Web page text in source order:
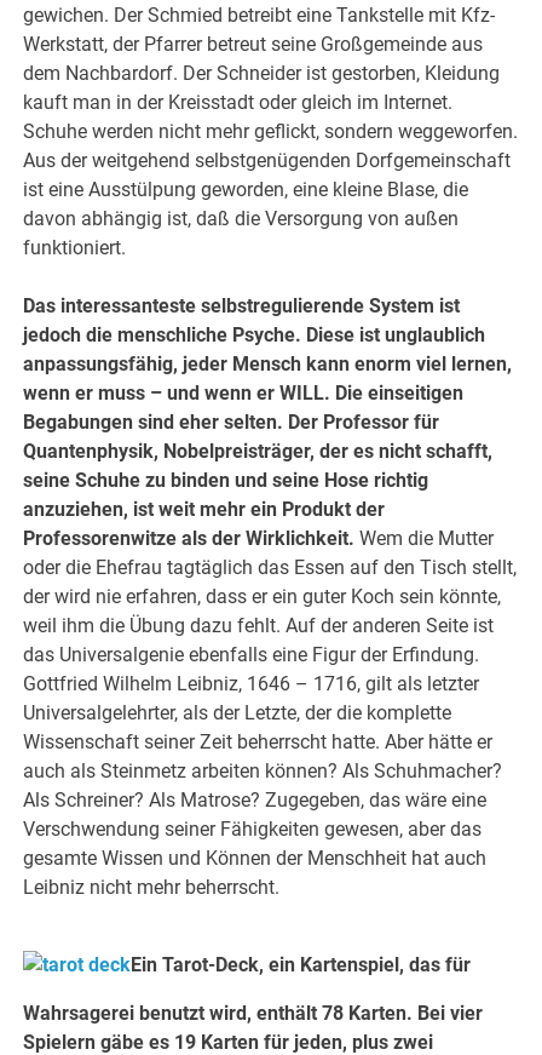
gewichen. Der Schmied betreibt eine Tankstelle mit Kfz-
Werkstatt, der Pfarrer betreut seine Großgemeinde aus
dem Nachbardorf. Der Schneider ist gestorben, Kleidung
kauft man in der Kreisstadt oder gleich im Internet.
Schuhe werden nicht mehr geflickt, sondern weggeworfen.
Aus der weitgehend selbstgenügenden Dorfgemeinschaft
ist eine Ausstülpung geworden, eine kleine Blase, die
davon abhängig ist, daß die Versorgung von außen
funktioniert.
Das interessanteste selbstregulierende System ist
jedoch die menschliche Psyche. Diese ist unglaublich
anpassungsfähig, jeder Mensch kann enorm viel lernen,
wenn er muss – und wenn er WILL. Die einseitigen
Begabungen sind eher selten. Der Professor für
Quantenphysik, Nobelpreisträger, der es nicht schafft,
seine Schuhe zu binden und seine Hose richtig
anzuziehen, ist weit mehr ein Produkt der
Professorenwitze als der Wirklichkeit. Wem die Mutter
oder die Ehefrau tagtäglich das Essen auf den Tisch stellt,
der wird nie erfahren, dass er ein guter Koch sein könnte,
weil ihm die Übung dazu fehlt. Auf der anderen Seite ist
das Universalgenie ebenfalls eine Figur der Erfindung.
Gottfried Wilhelm Leibniz, 1646 – 1716, gilt als letzter
Universalgelehrter, als der Letzte, der die komplette
Wissenschaft seiner Zeit beherrscht hatte. Aber hätte er
auch als Steinmetz arbeiten können? Als Schuhmacher?
Als Schreiner? Als Matrose? Zugegeben, das wäre eine
Verschwendung seiner Fähigkeiten gewesen, aber das
gesamte Wissen und Können der Menschheit hat auch
Leibniz nicht mehr beherrscht.
Ein Tarot-Deck, ein Kartenspiel, das für
Wahrsagerei benutzt wird, enthält 78 Karten. Bei vier
Spielern gäbe es 19 Karten für jeden, plus zwei